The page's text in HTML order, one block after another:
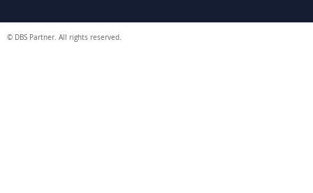
© DBS Partner. All rights reserved.